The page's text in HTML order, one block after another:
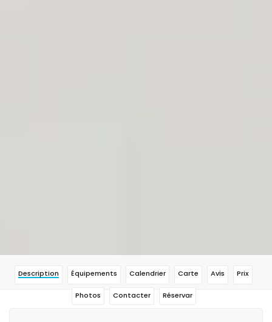
Description Équipements Calendrier Carte Avis Prix
Photos Contacter Réservar